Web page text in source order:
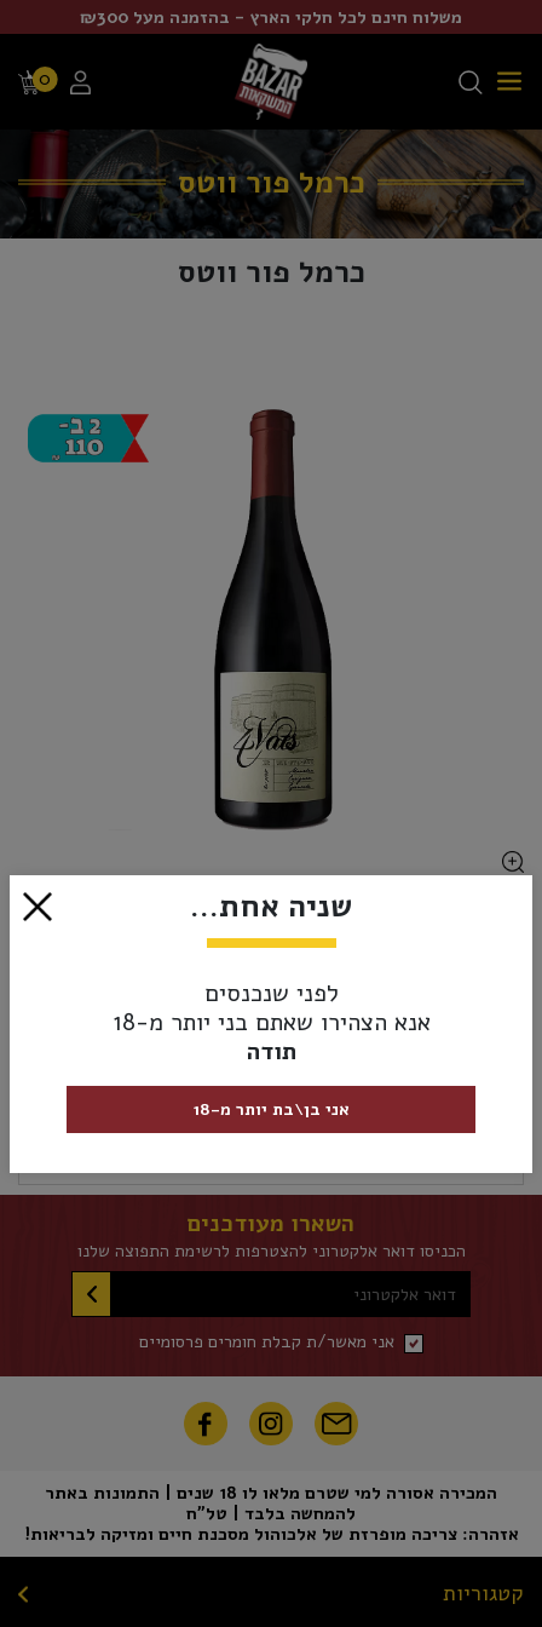
משלוח חינם לכל חלקי הארץ - בהזמנה מעל ₪300
0
כרמל פור ווטס
כרמל פור ווטס
₪65.00
מק”ט:7290014256231
השארו מעודכנים
הכניסו דואר אלקטרוני להצטרפות לרשימת התפוצה שלנו
דואר אלקטרוני
אני מאשר/ת קבלת חומרים פרסומיים
המכירה אסורה למי שטרם מלאו לו 18 שנים | התמונות באתר
להמחשה בלבד | טל"ח
אזהרה: צריכה מופרזת של אלכוהול מסכנת חיים ומזיקה לבריאות!
קטגוריות
שניה אחת...
לפני שנכנסים
אנא הצהירו שאתם בני יותר מ-18
תודה
אני בן\בת יותר מ-18